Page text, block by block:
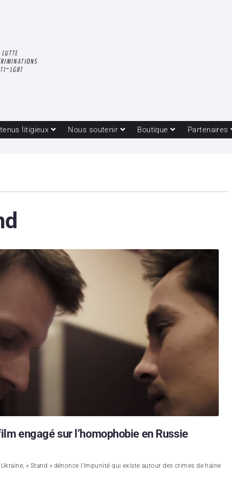
litigieux Nous soutenir Boutique Partenaires
engagé sur l’homophobie en Russie
« Stand » dénonce l’impunité qui existe autour des crimes de haine